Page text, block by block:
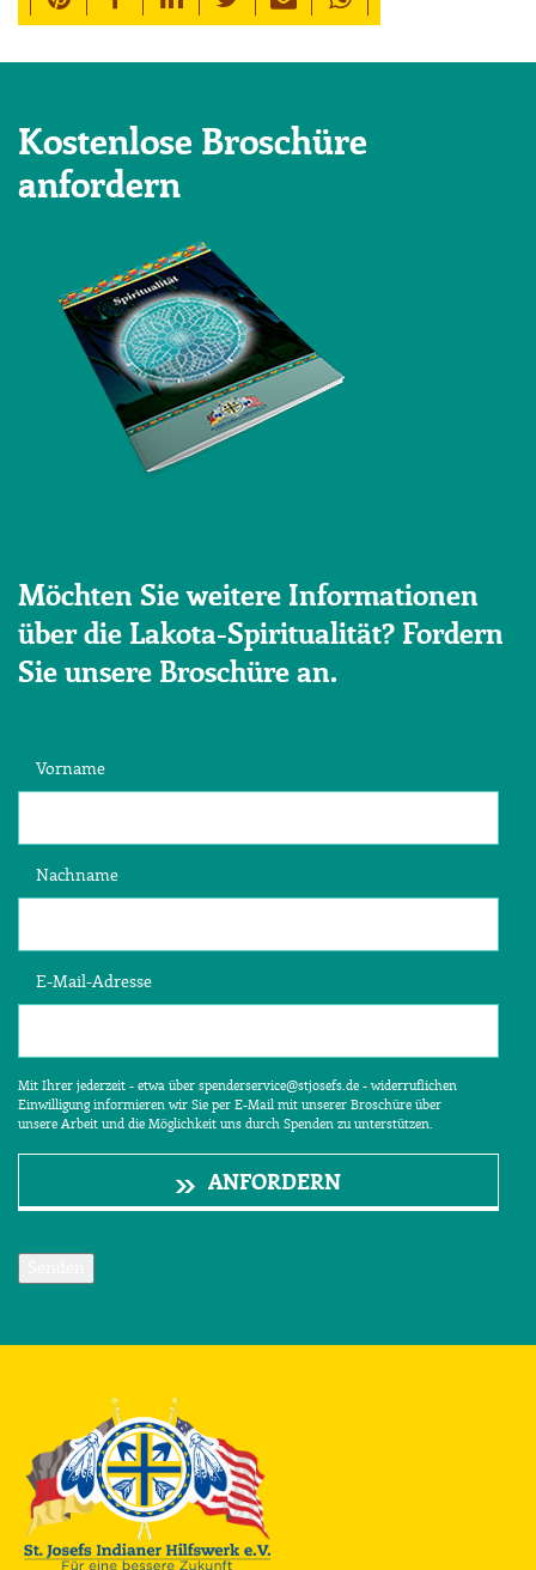
Kostenlose Broschüre
anfordern
Möchten Sie weitere Informationen
über die Lakota-Spiritualität? Fordern
Sie unsere Broschüre an.
Vorname
Nachname
E-Mail-Adresse
Mit Ihrer jederzeit - etwa über spenderservice@stjosefs.de - widerruflichen
Einwilligung informieren wir Sie per E-Mail mit unserer Broschüre über
unsere Arbeit und die Möglichkeit uns durch Spenden zu unterstützen.
ANFORDERN